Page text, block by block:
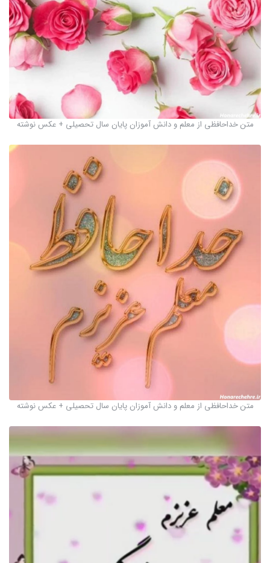
متن خداحافظی از معلم و دانش آموزان پایان سال تحصیلی + عکس نوشته
متن خداحافظی از معلم و دانش آموزان پایان سال تحصیلی + عکس نوشته